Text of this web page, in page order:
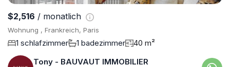
$2,516 / monatlich
Wohnung , Frankreich, Paris
1 schlafzimmer 1 badezimmer
40 m²
Tony - BAUVAUT IMMOBILIER